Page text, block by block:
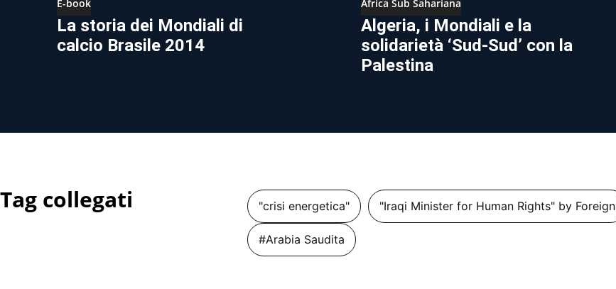
E-book
La storia dei Mondiali di
calcio Brasile 2014
Africa Sub Sahariana
Algeria, i Mondiali e la
solidarietà ‘Sud-Sud’ con la
Palestina
Tag collegati "crisi energetica" "Iraqi Minister for Human Rights" by Foreign
#Arabia Saudita